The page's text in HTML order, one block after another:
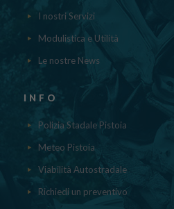
I nostri Servizi
Modulistica e Utilità
Le nostre News
INFO
Polizia Stadale Pistoia
Meteo Pistoia
Viabilità Autostradale
Richiedi un preventivo